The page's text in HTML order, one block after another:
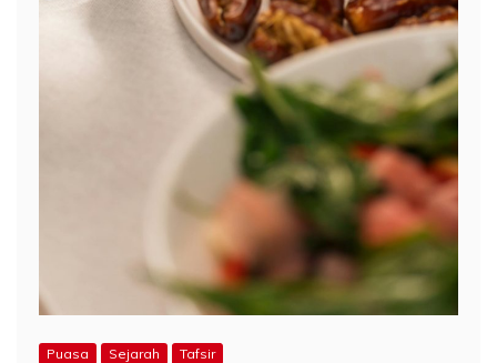
Puasa Sejarah Tafsir